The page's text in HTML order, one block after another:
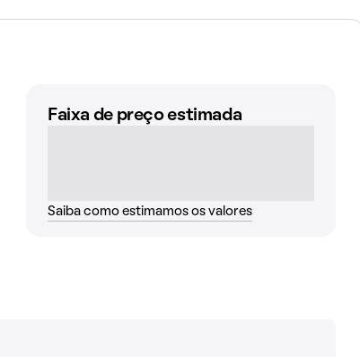
Faixa de preço estimada
Saiba como estimamos os valores